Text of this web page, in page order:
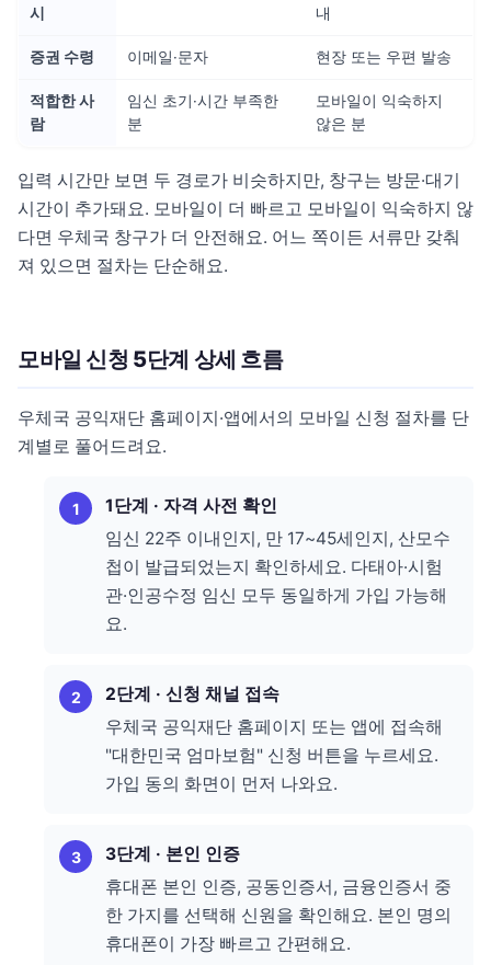
시
내
증권 수령 이메일·문자 현장 또는 우편 발송
적합한 사
람
임신 초기·시간 부족한
분
모바일이 익숙하지
않은 분
입력 시간만 보면 두 경로가 비슷하지만, 창구는 방문·대기
시간이 추가돼요. 모바일이 더 빠르고 모바일이 익숙하지 않
다면 우체국 창구가 더 안전해요. 어느 쪽이든 서류만 갖춰
져 있으면 절차는 단순해요.
모바일 신청 5단계 상세 흐름
우체국 공익재단 홈페이지·앱에서의 모바일 신청 절차를 단
계별로 풀어드려요.
1단계 · 자격 사전 확인
임신 22주 이내인지, 만 17~45세인지, 산모수
첩이 발급되었는지 확인하세요. 다태아·시험
관·인공수정 임신 모두 동일하게 가입 가능해
요.
2단계 · 신청 채널 접속
우체국 공익재단 홈페이지 또는 앱에 접속해
"대한민국 엄마보험" 신청 버튼을 누르세요.
가입 동의 화면이 먼저 나와요.
3단계 · 본인 인증
휴대폰 본인 인증, 공동인증서, 금융인증서 중
한 가지를 선택해 신원을 확인해요. 본인 명의
휴대폰이 가장 빠르고 간편해요.